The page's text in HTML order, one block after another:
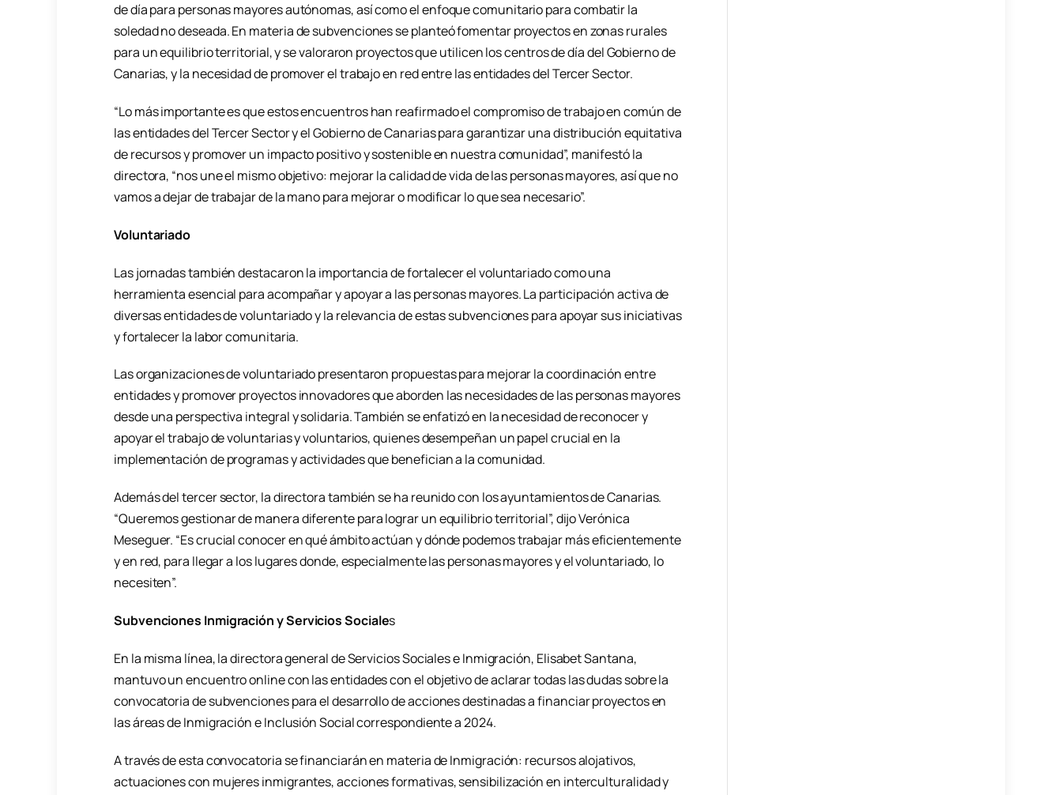
de día para personas mayores autónomas, así como el enfoque comunitario para combatir la
soledad no deseada. En materia de subvenciones se planteó fomentar proyectos en zonas rurales
para un equilibrio territorial, y se valoraron proyectos que utilicen los centros de día del Gobierno de
Canarias, y la necesidad de promover el trabajo en red entre las entidades del Tercer Sector.
“Lo más importante es que estos encuentros han reafirmado el compromiso de trabajo en común de
las entidades del Tercer Sector y el Gobierno de Canarias para garantizar una distribución equitativa
de recursos y promover un impacto positivo y sostenible en nuestra comunidad”, manifestó la
directora, “nos une el mismo objetivo: mejorar la calidad de vida de las personas mayores, así que no
vamos a dejar de trabajar de la mano para mejorar o modificar lo que sea necesario”.
Voluntariado
Las jornadas también destacaron la importancia de fortalecer el voluntariado como una
herramienta esencial para acompañar y apoyar a las personas mayores. La participación activa de
diversas entidades de voluntariado y la relevancia de estas subvenciones para apoyar sus iniciativas
y fortalecer la labor comunitaria.
Las organizaciones de voluntariado presentaron propuestas para mejorar la coordinación entre
entidades y promover proyectos innovadores que aborden las necesidades de las personas mayores
desde una perspectiva integral y solidaria. También se enfatizó en la necesidad de reconocer y
apoyar el trabajo de voluntarias y voluntarios, quienes desempeñan un papel crucial en la
implementación de programas y actividades que benefician a la comunidad.
Además del tercer sector, la directora también se ha reunido con los ayuntamientos de Canarias.
“Queremos gestionar de manera diferente para lograr un equilibrio territorial”, dijo Verónica
Meseguer. “Es crucial conocer en qué ámbito actúan y dónde podemos trabajar más eficientemente
y en red, para llegar a los lugares donde, especialmente las personas mayores y el voluntariado, lo
necesiten”.
Subvenciones Inmigración y Servicios Sociales
En la misma línea, la directora general de Servicios Sociales e Inmigración, Elisabet Santana,
mantuvo un encuentro online con las entidades con el objetivo de aclarar todas las dudas sobre la
convocatoria de subvenciones para el desarrollo de acciones destinadas a financiar proyectos en
las áreas de Inmigración e Inclusión Social correspondiente a 2024.
A través de esta convocatoria se financiarán en materia de Inmigración: recursos alojativos,
actuaciones con mujeres inmigrantes, acciones formativas, sensibilización en interculturalidad y